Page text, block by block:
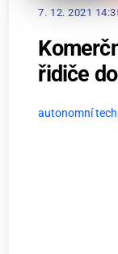
7. 12. 2021
řidiče
autonomní